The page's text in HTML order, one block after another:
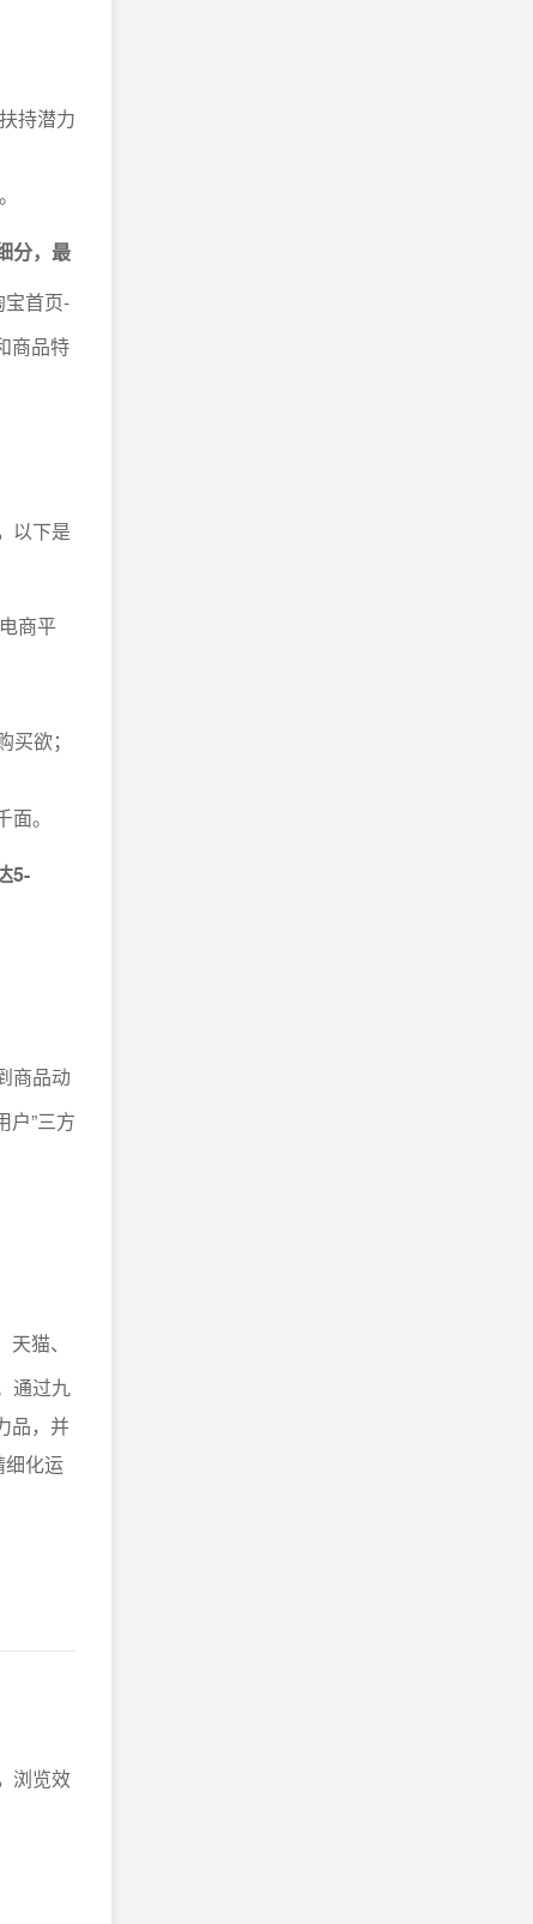
持潜力
分，最
宝首页-
商品特
以下是
商平
欲；
。
5-
商品动
户”三方
猫、
通过九
品，并
细化运
浏览效